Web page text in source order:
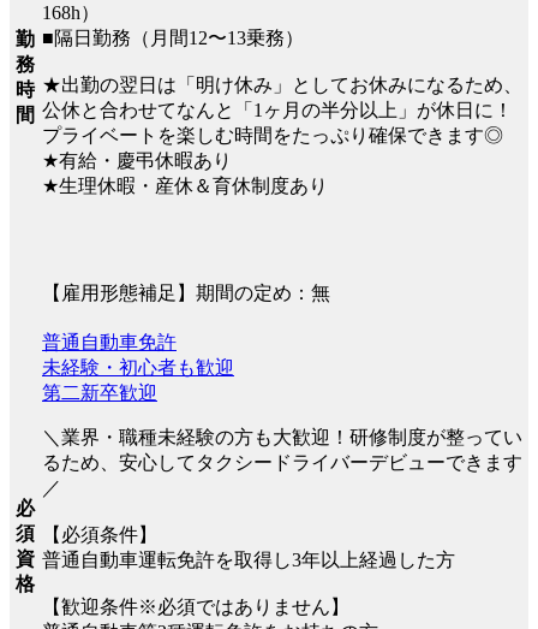
勤
務
時
間
168h）
■隔日勤務（月間12〜13乗務）
★出勤の翌日は「明け休み」としてお休みになるため、
公休と合わせてなんと「1ヶ月の半分以上」が休日に！
プライベートを楽しむ時間をたっぷり確保できます◎
★有給・慶弔休暇あり
★生理休暇・産休＆育休制度あり
【雇用形態補足】期間の定め：無
必
須
資
格
普通自動車免許
未経験・初心者も歓迎
第二新卒歓迎
＼業界・職種未経験の方も大歓迎！研修制度が整ってい
るため、安心してタクシードライバーデビューできます
／
【必須条件】
普通自動車運転免許を取得し3年以上経過した方
【歓迎条件※必須ではありません】